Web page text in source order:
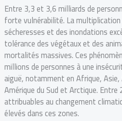
Entre 3,3 et 3,6 milliards de
forte vulnérabilité. La multiplication
sécheresses et des inondations
tolérance des végétaux et des
mortalités massives. Ces
millions de personnes à une
aiguë, notamment en Afrique,
Amérique du Sud et Arctique.
attribuables au changement
élevés dans ces zones.